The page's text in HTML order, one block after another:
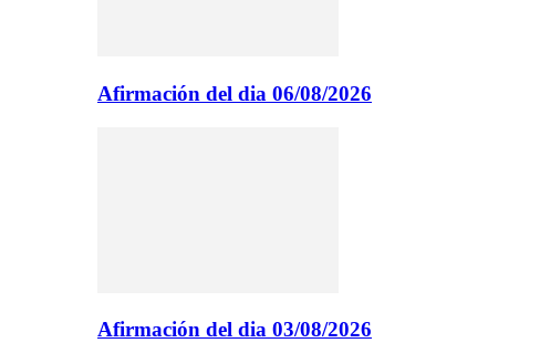
Afirmación del dia 06/08/2026
Afirmación del dia 03/08/2026